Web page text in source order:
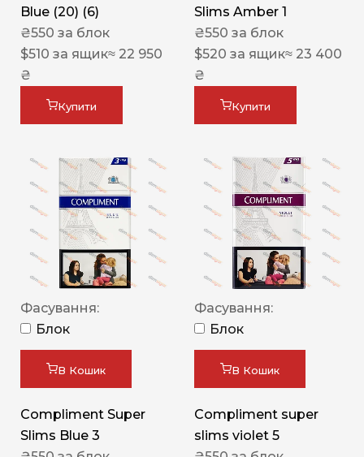
Blue (20) (6)
₴550 за блок
$510 за ящик≈ 22 950
₴
Купити
Slims Amber 1
₴550 за блок
$520 за ящик≈ 23 400
₴
Купити
Фасування:
Блок
В Кошик
Compliment Super
Slims Blue 3
Фасування:
Блок
В Кошик
Compliment super
slims violet 5